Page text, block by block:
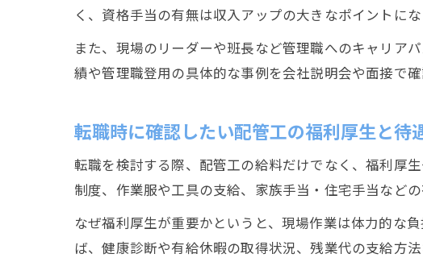
く、資格手当の有無は収入アップの大きなポイントにな
また、現場のリーダーや班長など管理職へのキャリア
績や管理職登用の具体的な事例を会社説明会や面接で
転職時に確認したい配管工の福利厚生と待
転職を検討する際、配管工の給料だけでなく、福利厚
制度、作業服や工具の支給、家族手当・住宅手当など
なぜ福利厚生が重要かというと、現場作業は体力的な
ば、健康診断や有給休暇の取得状況、残業代の支給方